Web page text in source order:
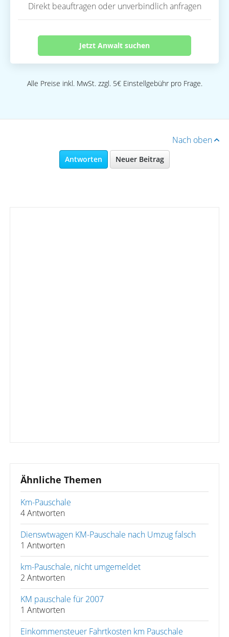
Direkt beauftragen oder unverbindlich anfragen
Jetzt Anwalt suchen
Alle Preise inkl. MwSt. zzgl. 5€ Einstellgebühr pro Frage.
Nach oben
Antworten Neuer Beitrag
Ähnliche Themen
Km-Pauschale
4 Antworten
Dienswtwagen KM-Pauschale nach Umzug falsch
1 Antworten
km-Pauschale, nicht umgemeldet
2 Antworten
KM pauschale für 2007
1 Antworten
Einkommensteuer Fahrtkosten km Pauschale